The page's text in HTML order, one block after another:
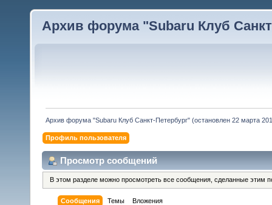
Архив форума "Subaru Клуб
Архив форума "Subaru Клуб Санкт-Петербург" (остановлен 22 марта
Профиль пользователя
Просмотр сообщений
В этом разделе можно просмотреть все сообщения, сделанные этим
Сообщения Темы Вложения